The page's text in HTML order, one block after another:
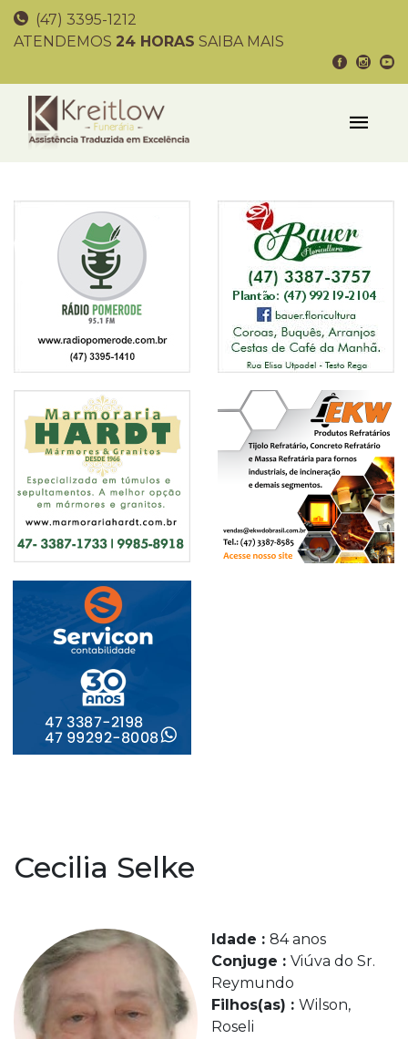
(47) 3395-1212
ATENDEMOS 24 HORAS SAIBA MAIS
Cecilia Selke
Idade : 84 anos
Conjuge : Viúva do Sr.
Reymundo
Filhos(as) : Wilson,
Roseli